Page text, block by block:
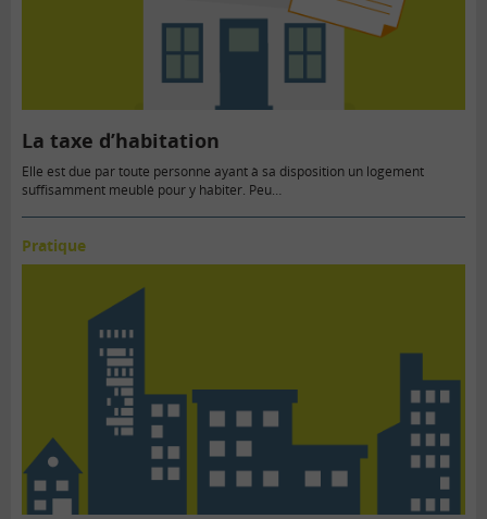
La taxe d’habitation
Elle est due par toute personne ayant à sa disposition un logement
suffisamment meublé pour y habiter. Peu…
Pratique